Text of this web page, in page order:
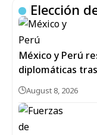
Elección
México y Perú
diplomáticas
August 8, 2026